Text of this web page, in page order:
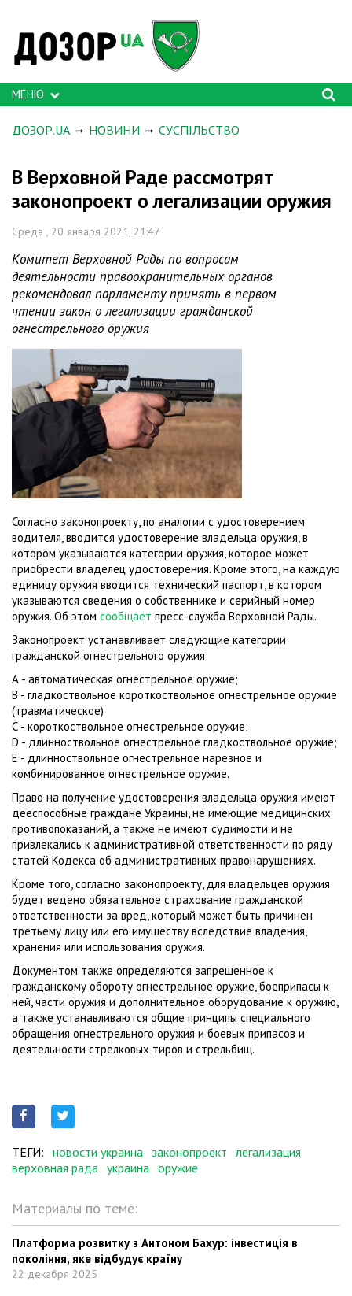
МЕНЮ
ДОЗОР.UA НОВИНИ СУСПІЛЬСТВО
В Верховной Раде рассмотрят
законопроект о легализации оружия
Среда , 20 января 2021, 21:47
Комитет Верховной Рады по вопросам
деятельности правоохранительных органов
рекомендовал парламенту принять в первом
чтении закон о легализации гражданской
огнестрельного оружия
Согласно законопроекту, по аналогии с удостоверением
водителя, вводится удостоверение владельца оружия, в
котором указываются категории оружия, которое может
приобрести владелец удостоверения. Кроме этого, на каждую
единицу оружия вводится технический паспорт, в котором
указываются сведения о собственнике и серийный номер
оружия. Об этом сообщает пресс-служба Верховной Рады.
Законопроект устанавливает следующие категории
гражданской огнестрельного оружия:
А - автоматическая огнестрельное оружие;
В - гладкоствольное короткоствольное огнестрельное оружие
(травматическое)
С - короткоствольное огнестрельное оружие;
D - длинноствольное огнестрельное гладкоствольное оружие;
Е - длинноствольное огнестрельное нарезное и
комбинированное огнестрельное оружие.
Право на получение удостоверения владельца оружия имеют
дееспособные граждане Украины, не имеющие медицинских
противопоказаний, а также не имеют судимости и не
привлекались к административной ответственности по ряду
статей Кодекса об административных правонарушениях.
Кроме того, согласно законопроекту, для владельцев оружия
будет ведено обязательное страхование гражданской
ответственности за вред, который может быть причинен
третьему лицу или его имуществу вследствие владения,
хранения или использования оружия.
Документом также определяются запрещенное к
гражданскому обороту огнестрельное оружие, боеприпасы к
ней, части оружия и дополнительное оборудование к оружию,
а также устанавливаются общие принципы специального
обращения огнестрельного оружия и боевых припасов и
деятельности стрелковых тиров и стрельбищ.
ТЕГИ: новости украина законопроект легализация
верховная рада украина оружие
Материалы по теме:
Платформа розвитку з Антоном Бахур: інвестиція в
покоління, яке відбудує країну
22 декабря 2025